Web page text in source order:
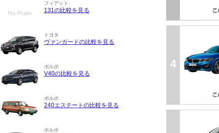
フィアット
131の比較を見る
トヨタ
ヴァンガードの比較を見る
ボルボ
V40の比較を見る
ボルボ
240エステートの比較を見る
ボルボ
4